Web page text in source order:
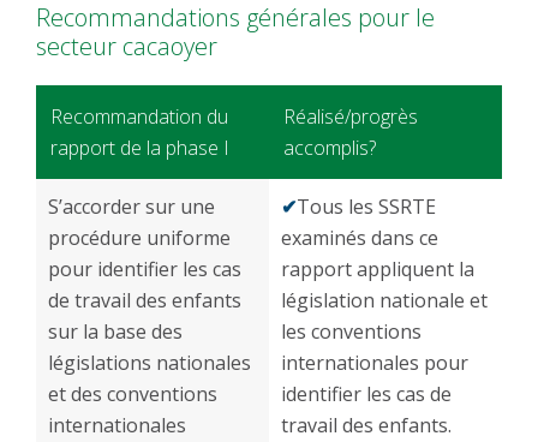
Recommandations générales pour le
secteur cacaoyer
Recommandation du
rapport de la phase I
Réalisé/progrès
accomplis?
S’accorder sur une
procédure uniforme
pour identifier les cas
de travail des enfants
sur la base des
législations nationales
et des conventions
internationales
✔Tous les SSRTE
examinés dans ce
rapport appliquent la
législation nationale et
les conventions
internationales pour
identifier les cas de
travail des enfants.